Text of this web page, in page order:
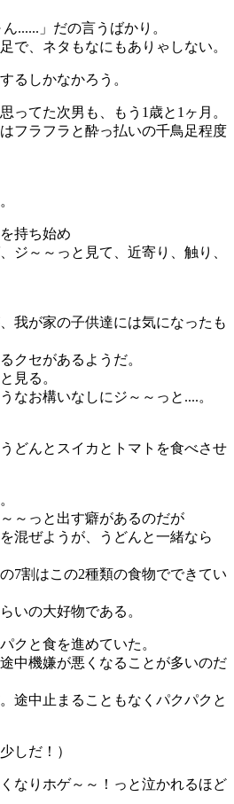
......」だの言うばかり。
で、ネタもなにもありゃしない。
るしかなかろう。
ってた次男も、もう1歳と1ヶ月。
フラフラと酔っ払いの千鳥足程度
持ち始め
ジ～～っと見て、近寄り、触り、
我が家の子供達には気になったも
クセがあるようだ。
見る。
なお構いなしにジ～～っと....。
どんとスイカとトマトを食べさせ
～っと出す癖があるのだが
混ぜようが、うどんと一緒なら
7割はこの2種類の食物でできてい
いの大好物である。
クと食を進めていた。
中機嫌が悪くなることが多いのだ
途中止まることもなくパクパクと
しだ！）
なりホゲ～～！っと泣かれるほど